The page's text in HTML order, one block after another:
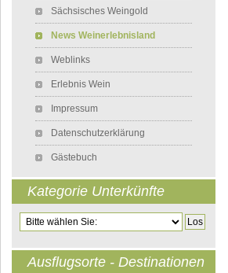
Sächsisches Weingold
News Weinerlebnisland
Weblinks
Erlebnis Wein
Impressum
Datenschutzerklärung
Gästebuch
Kategorie Unterkünfte
Zielseite
Ausflugsorte - Destinationen